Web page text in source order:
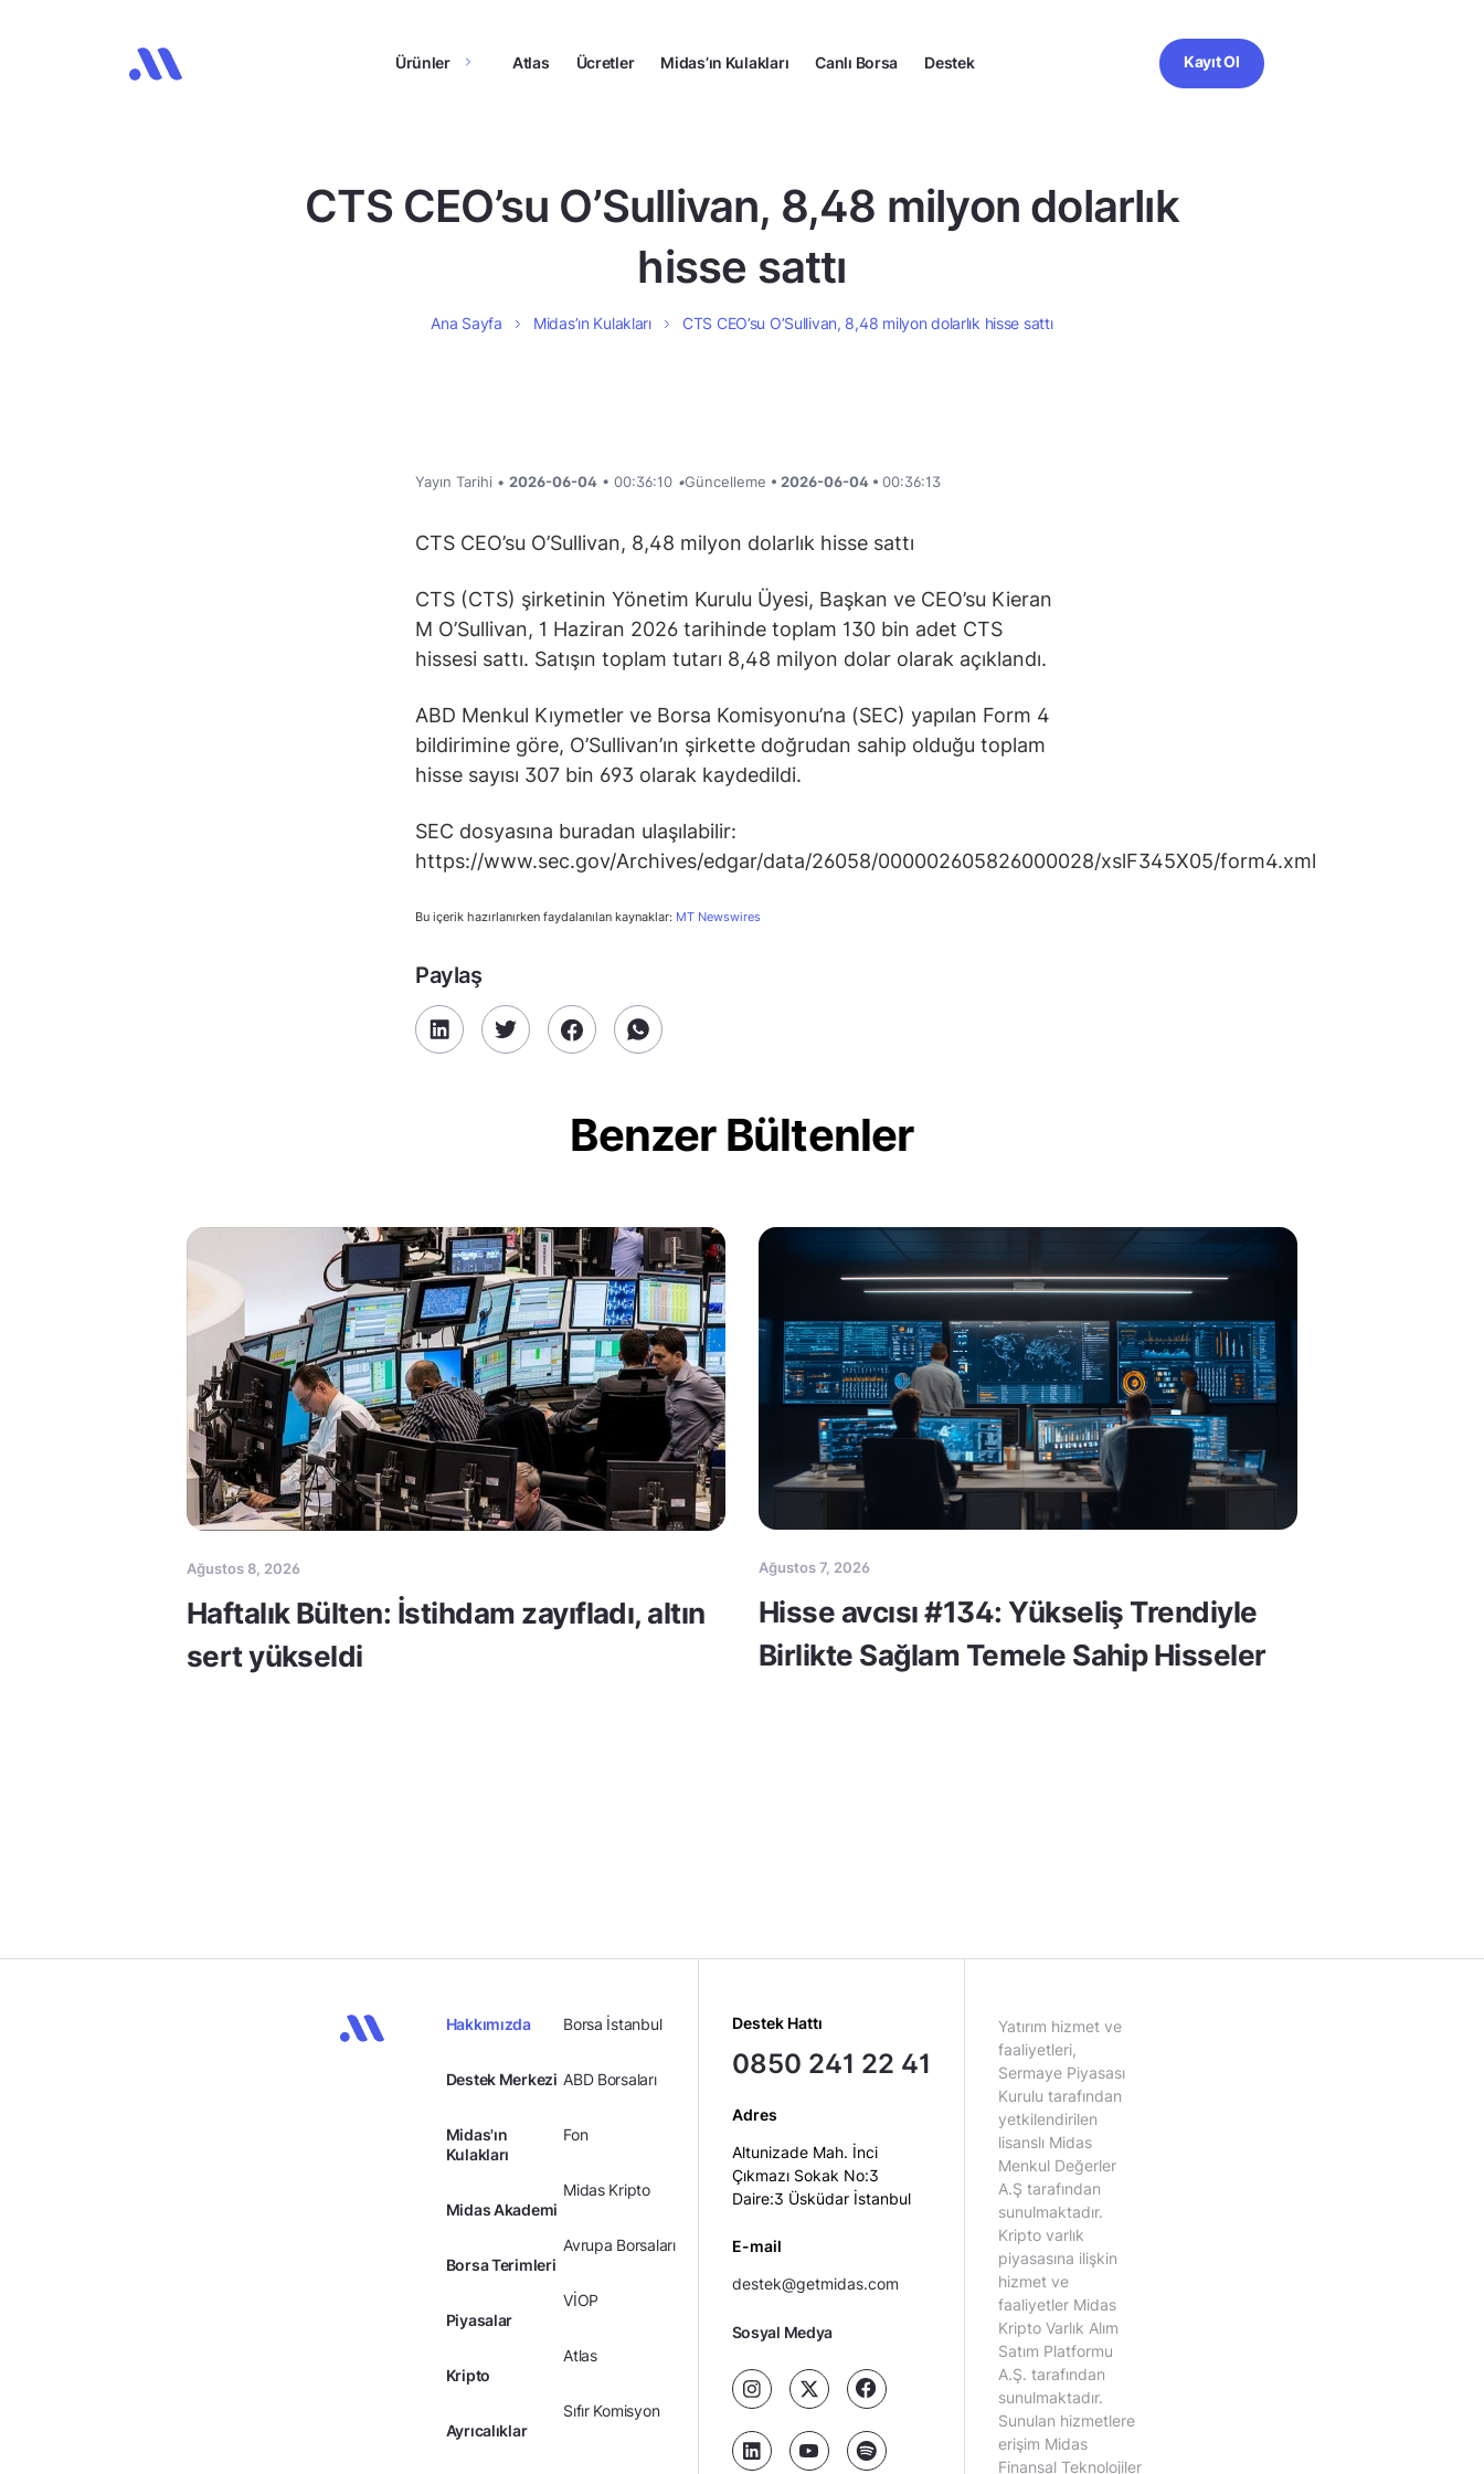
Ürünler Atlas Ücretler Midas’ın Kulakları Canlı Borsa Destek Kayıt Ol
CTS CEO’su O’Sullivan, 8,48 milyon dolarlık
hisse sattı
Ana Sayfa Midas’ın Kulakları CTS CEO’su O’Sullivan, 8,48 milyon dolarlık hisse sattı
Yayın Tarihi • 2026-06-04 • 00:36:10 •Güncelleme • 2026-06-04 • 00:36:13
CTS CEO’su O’Sullivan, 8,48 milyon dolarlık hisse sattı
CTS (CTS) şirketinin Yönetim Kurulu Üyesi, Başkan ve CEO’su Kieran
M O’Sullivan, 1 Haziran 2026 tarihinde toplam 130 bin adet CTS
hissesi sattı. Satışın toplam tutarı 8,48 milyon dolar olarak açıklandı.
ABD Menkul Kıymetler ve Borsa Komisyonu’na (SEC) yapılan Form 4
bildirimine göre, O’Sullivan’ın şirkette doğrudan sahip olduğu toplam
hisse sayısı 307 bin 693 olarak kaydedildi.
SEC dosyasına buradan ulaşılabilir:
https://www.sec.gov/Archives/edgar/data/26058/000002605826000028/xslF345X05/form4.xml
Bu içerik hazırlanırken faydalanılan kaynaklar: MT Newswires
Paylaş
Benzer Bültenler
Ağustos 8, 2026
Haftalık Bülten: İstihdam zayıfladı, altın
sert yükseldi
Ağustos 7, 2026
Hisse avcısı #134: Yükseliş Trendiyle
Birlikte Sağlam Temele Sahip Hisseler
Hakkımızda
Destek Merkezi
Midas'ın
Kulakları
Midas Akademi
Borsa Terimleri
Piyasalar
Kripto
Ayrıcalıklar
Borsa İstanbul
ABD Borsaları
Fon
Midas Kripto
Avrupa Borsaları
VİOP
Atlas
Sıfır Komisyon
Destek Hattı
0850 241 22 41
Adres
Altunizade Mah. İnci
Çıkmazı Sokak No:3
Daire:3 Üsküdar İstanbul
E-mail
destek@getmidas.com
Sosyal Medya
Yatırım hizmet ve
faaliyetleri,
Sermaye Piyasası
Kurulu tarafından
yetkilendirilen
lisanslı Midas
Menkul Değerler
A.Ş tarafından
sunulmaktadır.
Kripto varlık
piyasasına ilişkin
hizmet ve
faaliyetler Midas
Kripto Varlık Alım
Satım Platformu
A.Ş. tarafından
sunulmaktadır.
Sunulan hizmetlere
erişim Midas
Finansal Teknolojiler